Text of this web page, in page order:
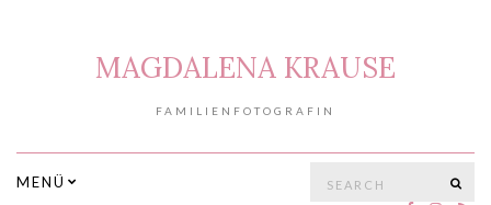
MAGDALENA KRAUSE
FAMILIENFOTOGRAFIN
MENÜ